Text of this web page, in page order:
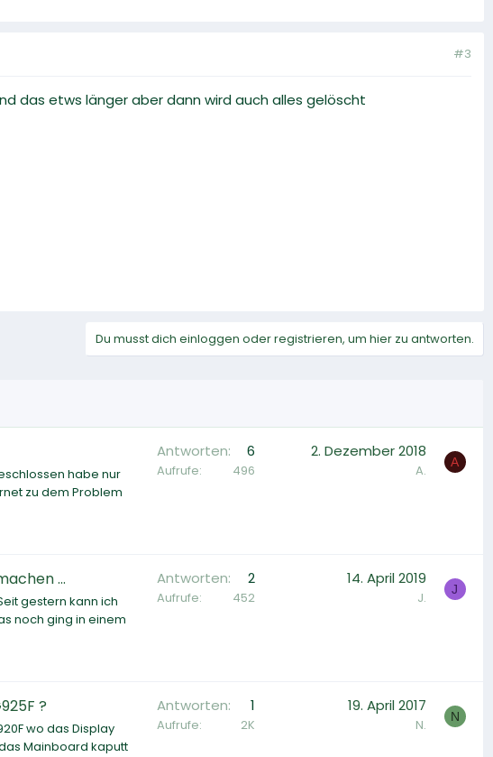
#3
das etws länger aber dann wird auch alles gelöscht
Du musst dich einloggen oder registrieren, um hier zu antworten.
habe nur
zu dem Problem
Antworten 6
Aufrufe 496
2. Dezember 2018
A. A
...
gestern kann ich
noch ging in einem
Antworten 2
Aufrufe 452
14. April 2019
J. J
?
wo das Display
Mainboard kaputt
Antworten 1
Aufrufe 2K
19. April 2017
N. N